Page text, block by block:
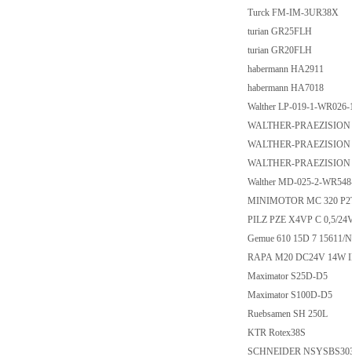
Turck FM-IM-3UR38X
turian GR25FLH
turian GR20FLH
habermann HA2911
habermann HA7018
Walther LP-019-1-
WALTHER-
WALTHER-
WALTHER-
Walther MD-025-2-
MINIMOTOR MC 320
PILZ PZE X4VP C 0,5/
Gemue 610 15D 7 15611/
RAPA M20 DC24V 14W
Maximator S25D-D5
Maximator S100D-D5
Ruebsamen SH 250L
KTR Rotex38S
SCHNEIDER